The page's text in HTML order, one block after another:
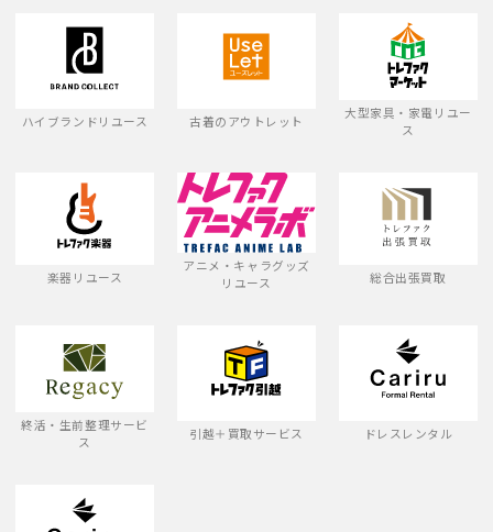
ハイブランドリユース 古着のアウトレット
大型家具・家電リユー
ス
楽器リユース
アニメ・キャラグッズ
リユース
総合出張買取
終活・生前整理サービ
ス
引越＋買取サービス ドレスレンタル